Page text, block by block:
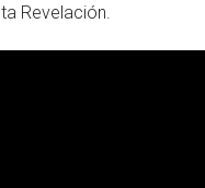
Revelación.